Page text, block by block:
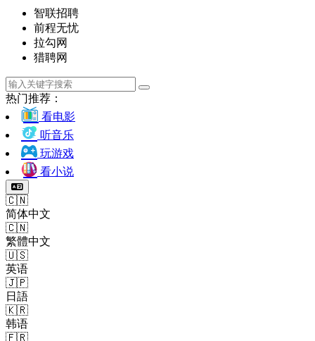
智联招聘
前程无忧
拉勾网
猎聘网
热门推荐：
看电影
听音乐
玩游戏
看小说
🇨🇳
简体中文
🇨🇳
繁體中文
🇺🇸
英语
🇯🇵
日語
🇰🇷
韩语
🇫🇷